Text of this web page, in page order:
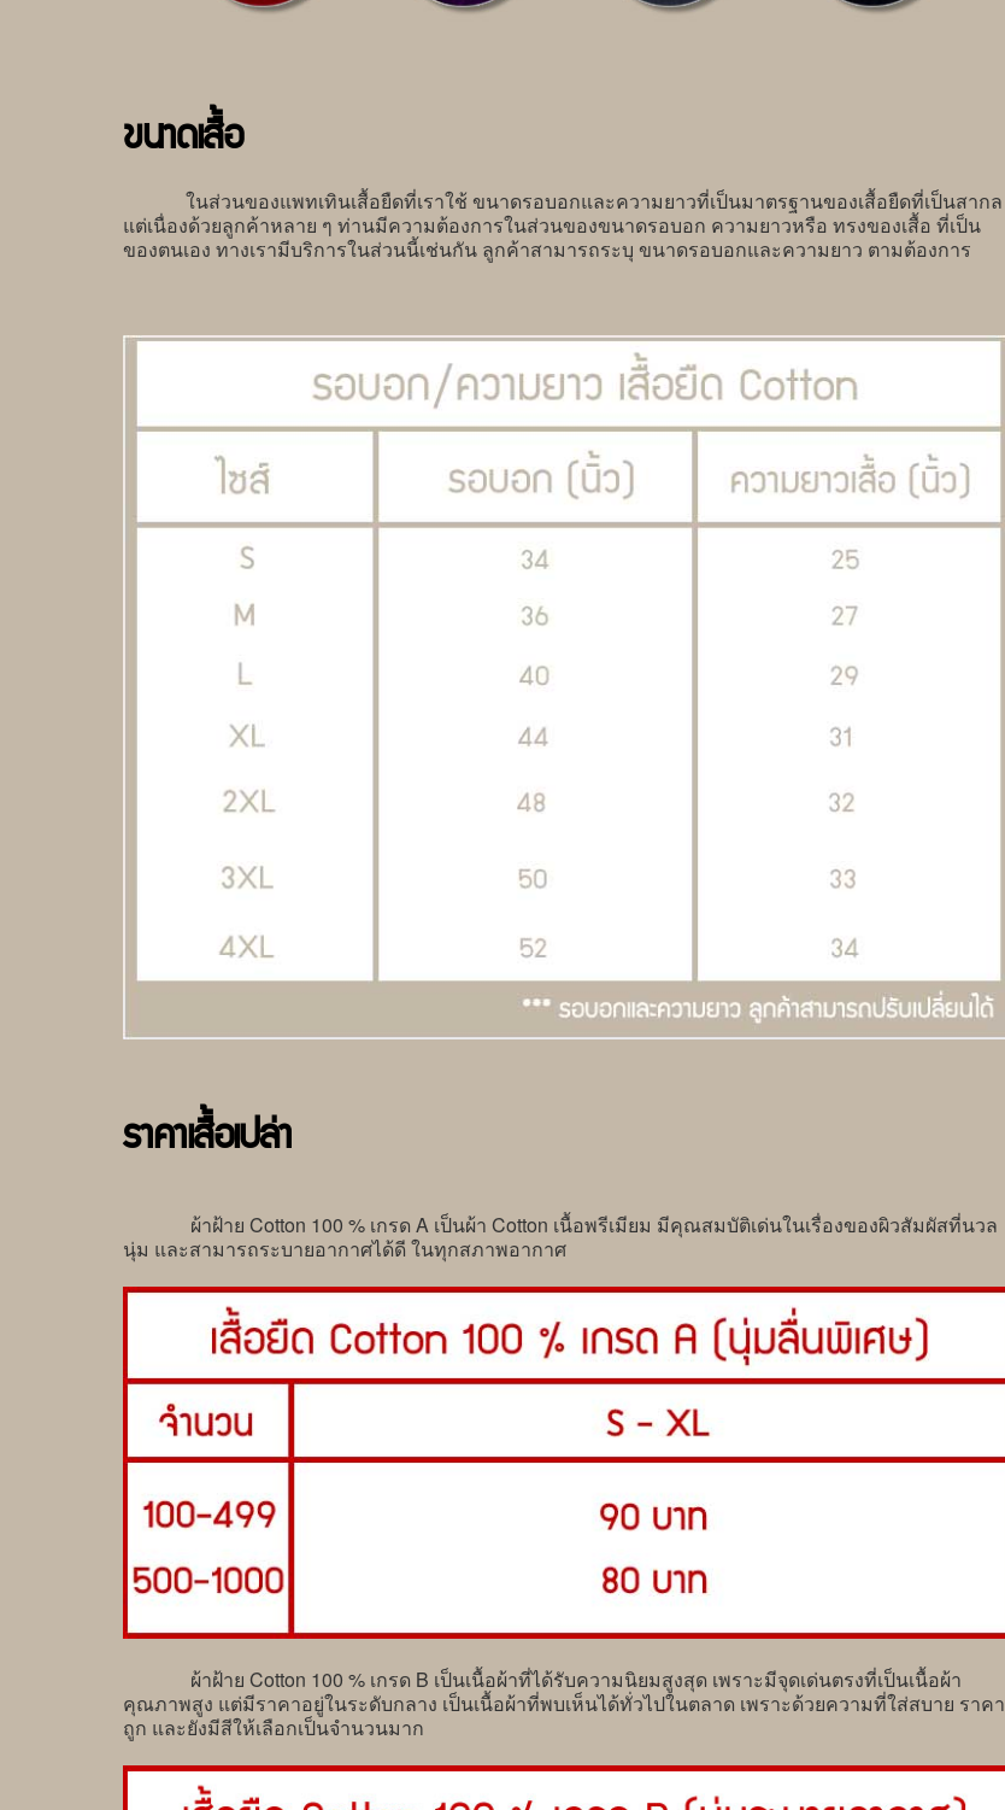
ขนาดเสื้อ
ในส่วนของแพทเทินเสื้อยืดที่เราใช้ ขนาดรอบอกและความยาวที่เป็นมาตรฐานของเสื้อยืดที่เป็นสากล
แต่เนื่องด้วยลูกค้าหลาย ๆ ท่านมีความต้องการในส่วนของขนาดรอบอก ความยาวหรือ ทรงของเสื้อ ที่เป็น
ของตนเอง ทางเรามีบริการในส่วนนี้เช่นกัน ลูกค้าสามารถระบุ ขนาดรอบอกและความยาว ตามต้องการ
ราคาเสื้อเปล่า
ผ้าฝ้าย Cotton 100 % เกรด A เป็นผ้า Cotton เนื้อพรีเมียม มีคุณสมบัติเด่นในเรื่องของผิวสัมผัสที่นวล
นุ่ม และสามารถระบายอากาศได้ดี ในทุกสภาพอากาศ
ผ้าฝ้าย Cotton 100 % เกรด B เป็นเนื้อผ้าที่ได้รับความนิยมสูงสุด เพราะมีจุดเด่นตรงที่เป็นเนื้อผ้า
คุณภาพสูง แต่มีราคาอยู่ในระดับกลาง เป็นเนื้อผ้าที่พบเห็นได้ทั่วไปในตลาด เพราะด้วยความที่ใส่สบาย ราคา
ถูก และยังมีสีให้เลือกเป็นจำนวนมาก